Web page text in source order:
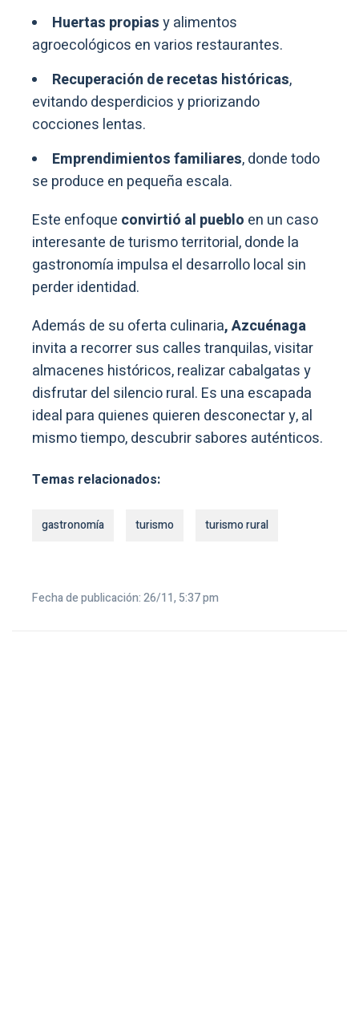
Huertas propiasy alimentos
agroecológicos en varios restaurantes.
Recuperación de recetas históricas,
evitando desperdicios y priorizando
cocciones lentas.
Emprendimientos familiares, donde todo
se produce en pequeña escala.
Este enfoque convirtió al pueblo en un caso
interesante de turismo territorial, donde la
gastronomía impulsa el desarrollo local sin
perder identidad.
Además de su oferta culinaria, Azcuénaga
invita a recorrer sus calles tranquilas, visitar
almacenes históricos, realizar cabalgatas y
disfrutar del silencio rural. Es una escapada
ideal para quienes quieren desconectar y, al
mismo tiempo, descubrir sabores auténticos.
Temas relacionados:
gastronomía turismo turismo rural
Fecha de publicación: 26/11, 5:37 pm